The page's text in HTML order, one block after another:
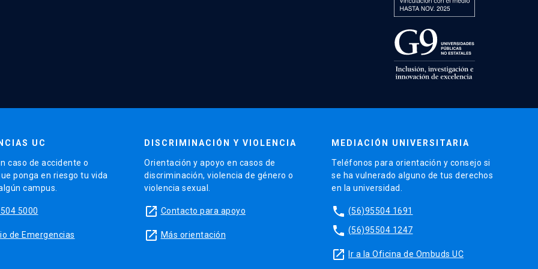
UC
caso de accidente o
ponga en riesgo tu vida
campus.
5000
de Emergencias
DISCRIMINACIÓN Y VIOLENCIA
Orientación y apoyo en casos de
discriminación, violencia de género o
violencia sexual.
launch Contacto para apoyo
launch Más orientación
MEDIACIÓN UNIVERSITARIA
Teléfonos para orientación y consejo si
se ha vulnerado alguno de tus derechos
en la universidad.
phone (56)95504 1691
phone (56)95504 1247
launch Ir a la Oficina de Ombuds UC